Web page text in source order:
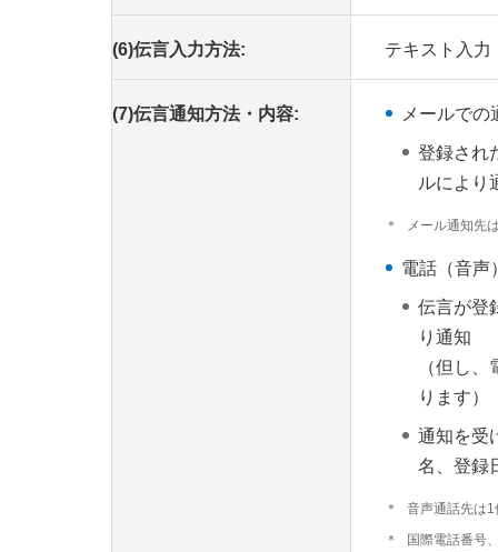
(6)伝言入力方法: テキスト入力
(7)伝言通知方法・内容: メールでの
登録され
ルにより
＊ メール通知先
電話（音声
伝言が登
り通知
（但し
ります）
通知を受
名、登録
＊
音声通話先は
＊
国際電話番号